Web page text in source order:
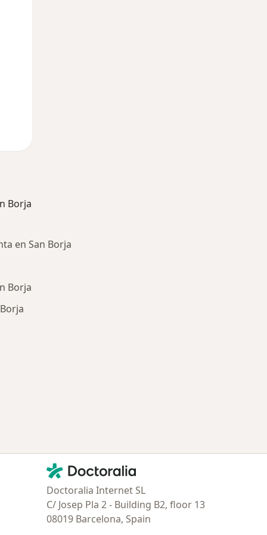
Borja
en San Borja
Borja
Contacto
Doctoralia - Página de inicio
Doctoralia Internet SL
C/ Josep Pla 2 - Building B2, floor 13
08019 Barcelona, Spain